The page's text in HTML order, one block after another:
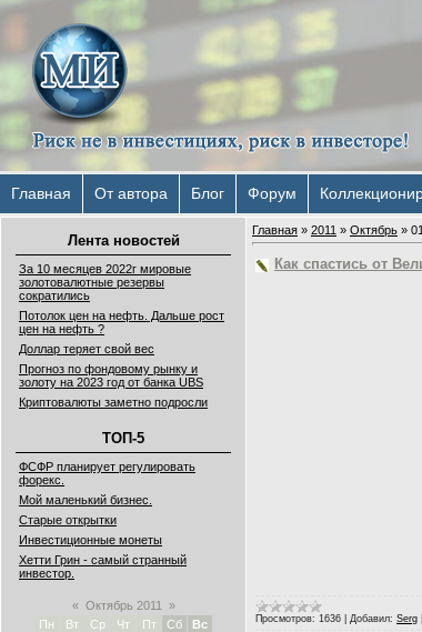
Главная От автора Блог Форум
Лента новостей
За 10 месяцев 2022г мировые
золотовалютные резервы
сократились
Потолок цен на нефть. Дальше рост
цен на нефть ?
Доллар теряет свой вес
Прогноз по фондовому рынку и
золоту на 2023 год от банка UBS
Криптовалюты заметно подросли
ТОП-5
ФСФР планирует регулировать
форекс.
Мой маленький бизнес.
Старые открытки
Инвестиционные монеты
Хетти Грин - самый странный
инвестор.
« Октябрь 2011
»
Пн
Вт Ср Чт Пт Сб
Вс
Главная » 2011 » Октябрь » 01
Как спастись от
Просмотров: 1636 Добавил: Serg